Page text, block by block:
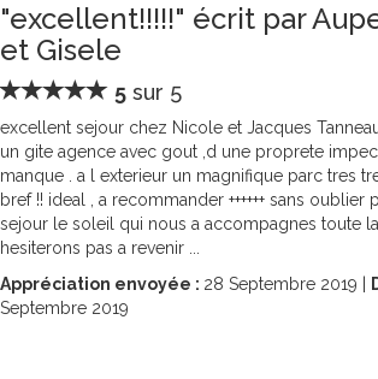
"excellent!!!!!" écrit par
et Gisele
5 sur 5
excellent sejour chez Nicole et Jacques
un gite agence avec gout ,d une proprete
manque . a l exterieur un magnifique parc tres
bref !! ideal , a recommander ++++++ sans
sejour le soleil qui nous a accompagnes toute
hesiterons pas a revenir ...
Appréciation envoyée : 28 Septembre 2019 |
Septembre 2019